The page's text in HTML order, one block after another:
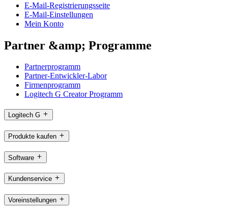
E-Mail-Registrierungsseite
E-Mail-Einstellungen
Mein Konto
Partner &amp; Programme
Partnerprogramm
Partner-Entwickler-Labor
Firmenprogramm
Logitech G Creator Programm
Logitech G
Produkte kaufen
Software
Kundenservice
Voreinstellungen